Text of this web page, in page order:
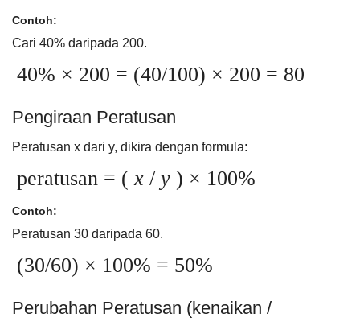
Contoh:
Cari 40% daripada 200.
40% × 200 = (40/100) × 200 = 80
Pengiraan Peratusan
Peratusan x dari y, dikira dengan formula:
peratusan = (x / y ) × 100%
Contoh:
Peratusan 30 daripada 60.
(30/60) × 100% = 50%
Perubahan Peratusan (kenaikan /